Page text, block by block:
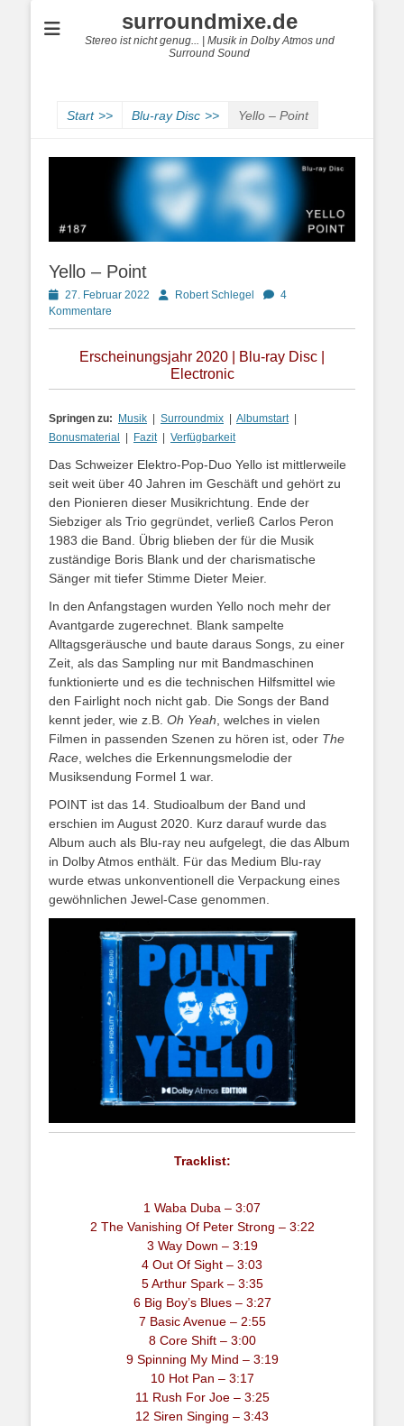
surroundmixe.de
Stereo ist nicht genug... | Musik in Dolby Atmos und
Surround Sound
Start >> Blu-ray Disc >> Yello – Point
Yello – Point
Posted
on
27. Februar 2022 AutorRobert Schlegel
4
Kommentare
Erscheinungsjahr 2020 | Blu-ray Disc |
Electronic
Springen zu: Musik Surroundmix Albumstart|
Bonusmaterial
Fazit| Verfügbarkeit
Das Schweizer Elektro-Pop-Duo Yello ist mittlerweile
seit weit über 40 Jahren im Geschäft und gehört zu
den Pionieren dieser Musikrichtung. Ende der
Siebziger als Trio gegründet, verließ Carlos Peron
1983 die Band. Übrig blieben der für die Musik
zuständige Boris Blank und der charismatische
Sänger mit tiefer Stimme Dieter Meier.
In den Anfangstagen wurden Yello noch mehr der
Avantgarde zugerechnet. Blank sampelte
Alltagsgeräusche und baute daraus Songs, zu einer
Zeit, als das Sampling nur mit Bandmaschinen
funktionierte und es die technischen Hilfsmittel wie
den Fairlight noch nicht gab. Die Songs der Band
kennt jeder, wie z.B. Oh Yeah, welches in vielen
Filmen in passenden Szenen zu hören ist, oder The
Race, welches die Erkennungsmelodie der
Musiksendung Formel 1 war.
POINT ist das 14. Studioalbum der Band und
erschien im August 2020. Kurz darauf wurde das
Album auch als Blu-ray neu aufgelegt, die das Album
in Dolby Atmos enthält. Für das Medium Blu-ray
wurde etwas unkonventionell die Verpackung eines
gewöhnlichen Jewel-Case genommen.
Tracklist:
1 Waba Duba – 3:07
2 The Vanishing Of Peter Strong – 3:22
3 Way Down – 3:19
4 Out Of Sight – 3:03
5 Arthur Spark – 3:35
6 Big Boy’s Blues – 3:27
7 Basic Avenue – 2:55
8 Core Shift – 3:00
9 Spinning My Mind – 3:19
10 Hot Pan – 3:17
11 Rush For Joe – 3:25
12 Siren Singing – 3:43